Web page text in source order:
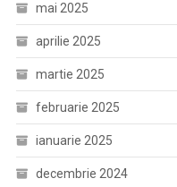
mai 2025
aprilie 2025
martie 2025
februarie 2025
ianuarie 2025
decembrie 2024